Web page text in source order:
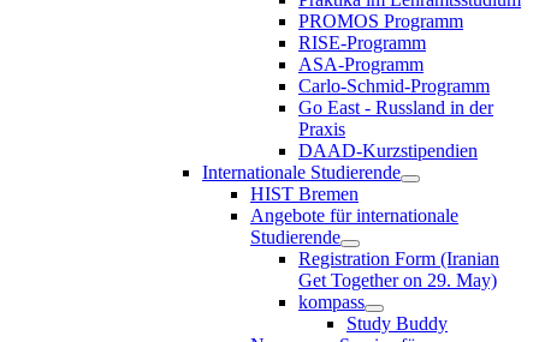
PROMOS Programm
RISE-Programm
ASA-Programm
Carlo-Schmid-Programm
Go East - Russland in der
Praxis
DAAD-Kurzstipendien
Internationale Studierende
HIST Bremen
Angebote für internationale
Studierende
Registration Form (Iranian
Get Together on 29. May)
kompass
Study Buddy